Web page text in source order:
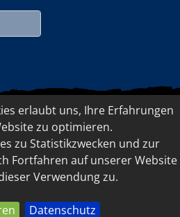
erlaubt uns, Ihre Erfahrungen
zu optimieren.
zu Statistikzwecken und zur
Fortfahren auf unserer Website
Verwendung zu.
Datenschutz
Ladner, FEEL-GOOD
LINKSAMMLUNG